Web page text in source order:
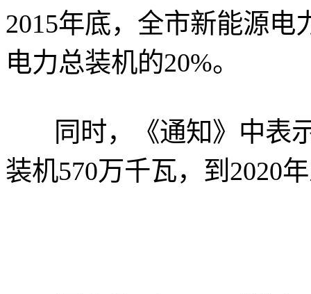
2015年底，全市新能源电
电力总装机的20%。
同时，《通知》中表示
装机570万千瓦，到2020